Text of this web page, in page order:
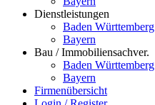
Dienstleistungen
Baden Württemberg
Bayern
Bau / Immobiliensachver.
Baden Württemberg
Bayern
Firmenübersicht